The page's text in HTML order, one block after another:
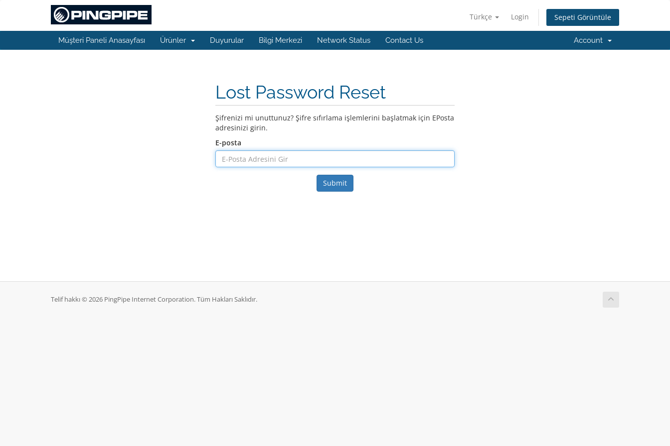
Türkçe Login Sepeti Görüntüle
Müşteri Paneli Anasayfası Ürünler Duyurular Bilgi Merkezi Network Status Contact Us Account
Lost Password Reset
Şifrenizi mi unuttunuz? Şifre sıfırlama işlemlerini başlatmak için EPosta
adresinizi girin.
E-posta
Submit
Telif hakkı © 2026 PingPipe Internet Corporation. Tüm Hakları Saklıdır.